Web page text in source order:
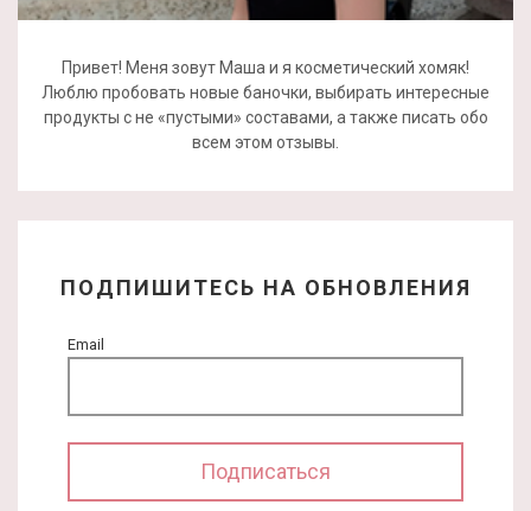
Привет! Меня зовут Маша и я косметический хомяк!
Люблю пробовать новые баночки, выбирать интересные
продукты с не «пустыми» составами, а также писать обо
всем этом отзывы.
ПОДПИШИТЕСЬ НА ОБНОВЛЕНИЯ
Email